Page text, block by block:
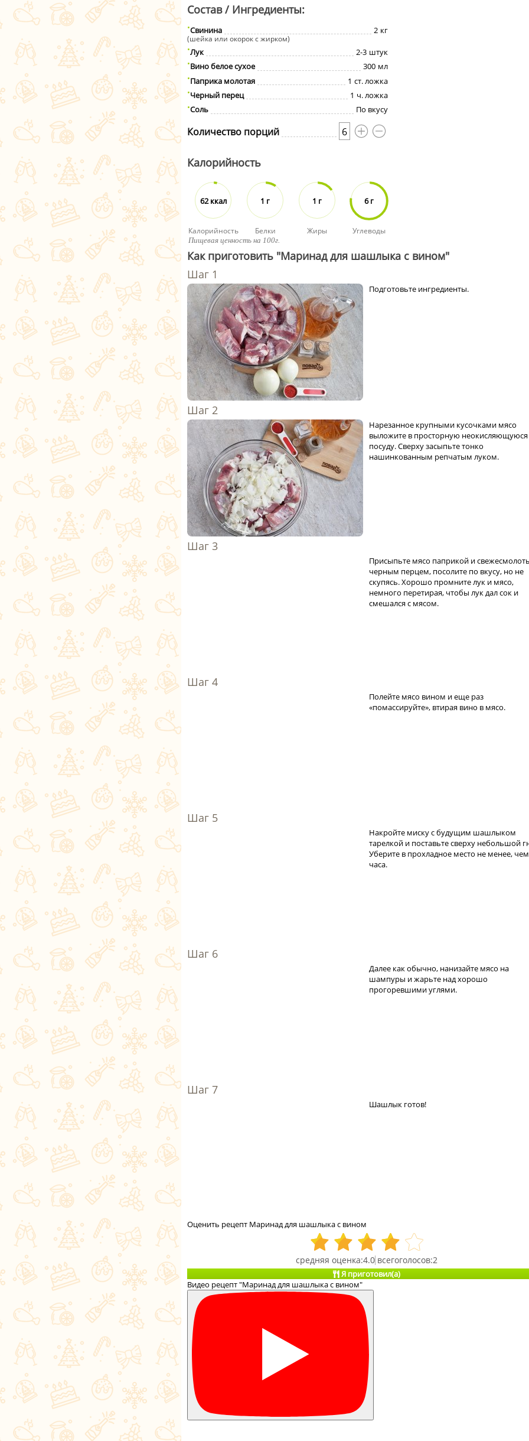
Состав / Ингредиенты:
Свинина 2 кг
(шейка или окорок с жирком)
Лук 2-3 штук
Вино белое сухое
300 мл
Паприка молотая
1 ст. ложка
Черный перец
1 ч. ложка
Соль
По вкусу
Количество порций 6
Калорийность
62 ккал
Калорийность
1 г
Белки
1 г
Жиры
6 г
Углеводы
Пищевая ценность на 100г.
Как приготовить "Маринад для шашлыка с вином"
Подготовьте ингредиенты.
Нарезанное крупными кусочками мясо
выложите в просторную неокисляющуюся
посуду. Сверху засыпьте тонко
нашинкованным репчатым луком.
Присыпьте мясо паприкой и
черным перцем, посолите по вкусу, но не
скупясь. Хорошо промните лук и мясо,
немного перетирая, чтобы лук дал сок и
смешался с мясом.
Полейте мясо вином и еще раз
«помассируйте», втирая вино в мясо.
Накройте миску с будущим шашлыком
тарелкой и поставьте сверху небольшой
Уберите в прохладное место не менее,
часа.
Далее как обычно, нанизайте мясо на
шампуры и жарьте над хорошо
прогоревшими углями.
Шашлык готов!
Оценить рецепт Маринад для шашлыка с вином
4.0 2
Я приготовил(а)
Видео рецепт "Маринад для шашлыка с вином"